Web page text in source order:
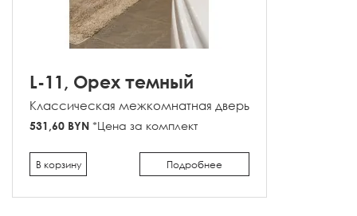
L-11, Орех темный
Классическая межкомнатная дверь
531,60 BYN *Цена за комплект
Подробнее
В корзину